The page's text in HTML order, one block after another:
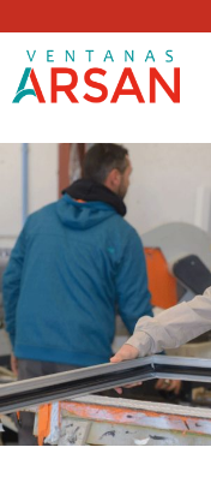
contenido